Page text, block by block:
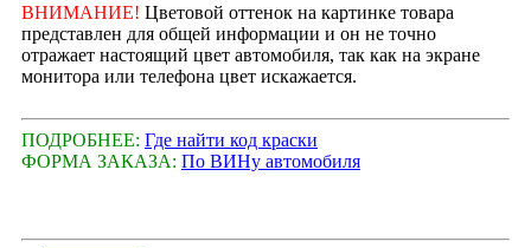
ВНИМАНИЕ! Цветовой оттенок на картинке товара
представлен для общей информации и он не точно
отражает настоящий цвет автомобиля, так как на экране
монитора или телефона цвет искажается.
ПОДРОБНЕЕ: Где найти код краски
ФОРМА ЗАКАЗА: По ВИНу автомобиля